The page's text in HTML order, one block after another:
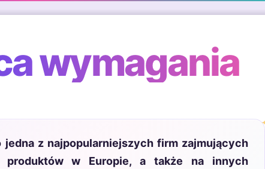
wymagania
jedna z najpopularniejszych firm zajmujących
w Europie, a także na innych